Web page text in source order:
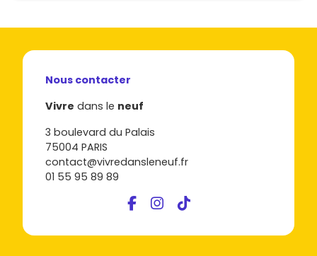
Nous contacter
Vivre dans le neuf
3 boulevard du Palais
75004 PARIS
contact@vivredansleneuf.fr
01 55 95 89 89